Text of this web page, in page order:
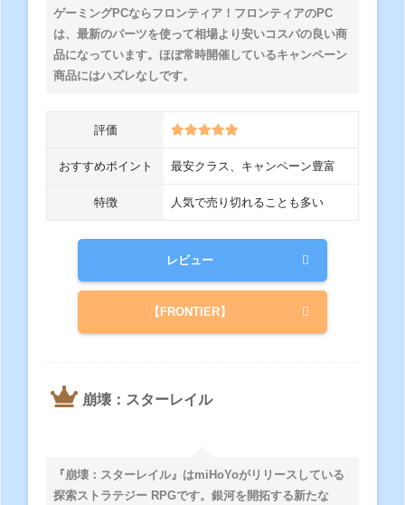
ゲーミングPCならフロンティア！フロンティアのPC
は、最新のパーツを使って相場より安いコスパの良い商
品になっています。ほぼ常時開催しているキャンペーン
商品にはハズレなしです。
評価
おすすめポイント 最安クラス、キャンペーン豊富
特徴 人気で売り切れることも多い
レビュー
【FRONTIER】
崩壊：スターレイル
『崩壊：スターレイル』はmiHoYoがリリースしている
探索ストラテジー RPGです。銀河を開拓する新たな